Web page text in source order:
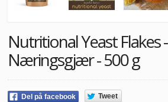
Nutritional Yeast Flakes -
Næringsgjær - 500 g
Del på facebook Tweet